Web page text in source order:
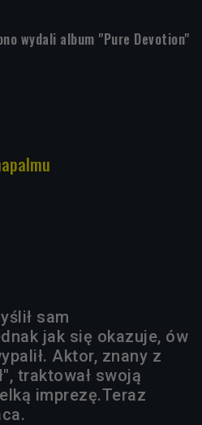
wydali album "Pure Devotion"
sam
jak się okazuje, ów
Aktor, znany z
traktował swoją
imprezę.Teraz